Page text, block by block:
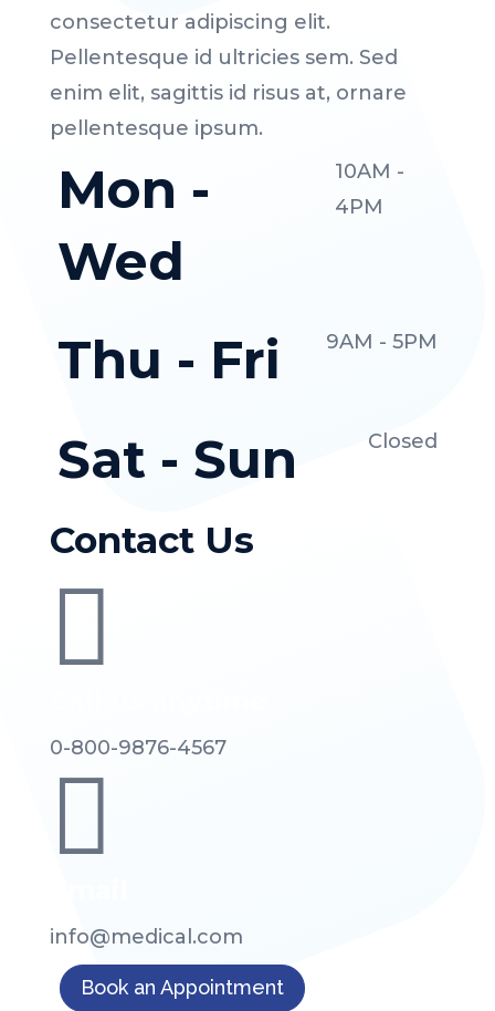
consectetur adipiscing elit.
Pellentesque id ultricies sem. Sed
enim elit, sagittis id risus at, ornare
pellentesque ipsum.
Mon -
Wed
10AM -
4PM
Thu - Fri 9AM - 5PM
Sat - Sun Closed
Contact Us

0-800-9876-4567

info@medical.com
Book an Appointment